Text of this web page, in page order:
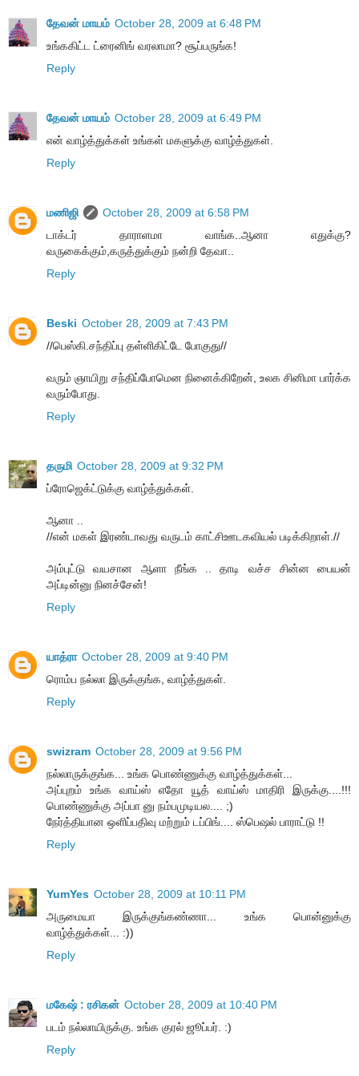
தேவன் மாயம் October 28, 2009 at 6:48 PM
உங்ககிட்ட ட்ரைனிங் வரலாமா? சூப்பருங்க!
Reply
தேவன் மாயம் October 28, 2009 at 6:49 PM
என் வாழ்த்துக்கள் உங்கள் மகளுக்கு வாழ்த்துகள்.
Reply
மணிஜி
October 28, 2009 at 6:58 PM
டாக்டர் தாராளமா வாங்க..ஆனா எதுக்கு?
வருகைக்கும்,கருத்துக்கும் நன்றி தேவா..
Reply
Beski October 28, 2009 at 7:43 PM
//பெஸ்கி.சந்திப்பு தள்ளிகிட்டே போகுது//
வரும் ஞாயிறு சந்திப்போமென நினைக்கிறேன், உலக சினிமா பார்க்க
வரும்போது.
Reply
தருமி October 28, 2009 at 9:32 PM
ப்ரோஜெக்ட்டுக்கு வாழ்த்துக்கள்.
ஆனா ..
//என் மகள் இரண்டாவது வருடம் காட்சிஊடகவியல் படிக்கிறாள்.//
அம்புட்டு வயசான ஆளா நீங்க .. தாடி வச்ச சின்ன பையன்
அப்டின்னு நினச்சேன்!
Reply
யாத்ரா October 28, 2009 at 9:40 PM
ரொம்ப நல்லா இருக்குங்க, வாழ்த்துகள்.
Reply
swizram October 28, 2009 at 9:56 PM
நல்லாருக்குங்க... உங்க பொண்ணுக்கு வாழ்த்துக்கள்...
அப்புறம் உங்க வாய்ஸ் எதோ யூத் வாய்ஸ் மாதிரி இருக்கு....!!!
பொண்ணுக்கு அப்பா னு நம்பமுடியல.... ;)
நேர்த்தியான ஒளிப்பதிவு மற்றும் டப்பிங்.... ஸ்பெஷல் பாராட்டு !!
Reply
YumYes October 28, 2009 at 10:11 PM
அருமையா இருக்குங்கண்ணா... உங்க பொன்னுக்கு
வாழ்த்துக்கள்... :))
Reply
மகேஷ் : ரசிகன் October 28, 2009 at 10:40 PM
படம் நல்லாயிருக்கு. உங்க குரல் ஜூப்பர். :)
Reply